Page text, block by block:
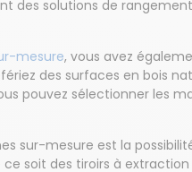
des solutions de
mesure, vous avez
des surfaces en bois
pouvez sélectionner les
sur-mesure est la
soit des tiroirs à